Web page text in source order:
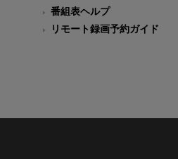
番組表ヘルプ
リモート録画予約ガイド